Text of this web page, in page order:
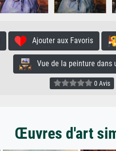
Ajouter aux Favoris
Vue de la peinture dans
0 Avis
Œuvres d'art